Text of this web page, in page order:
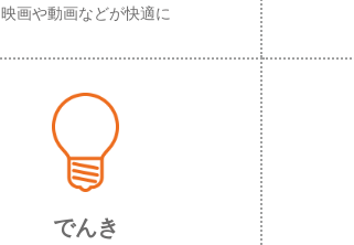
映画や動画などが快適に
でんき